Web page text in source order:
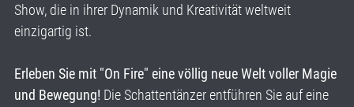
Show, die in ihrer Dynamik und Kreativität weltweit
einzigartig ist.
Erleben Sie mit "On Fire" eine völlig neue Welt voller Magie
und Bewegung! Die Schattentänzer entführen Sie auf eine